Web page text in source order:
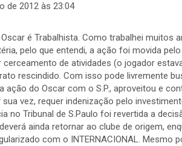
de 2012 às 23:04
é Trabalhista. Como trabalhei muitos
pelo que entendi, a ação foi movida
de atividades (o jogador
rescindido. Com isso pode livremente
ação do Oscar com o S.P., aproveitou e
sua vez, requer indenização pelo
no Tribunal de S.Paulo foi revertida a
ainda retornar ao clube de origem,
com o INTERNACIONAL.